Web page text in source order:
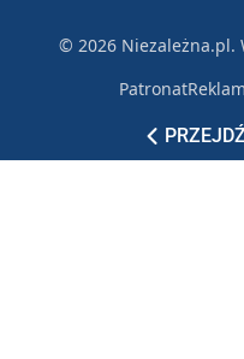
© 2026 Niezależna.pl.
Patronat